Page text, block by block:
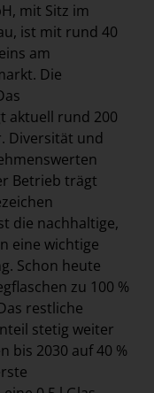
mit Sitz im
ist mit rund 40
am
Die
aktuell rund 200
Diversität und
Betrieb trägt
die nachhaltige,
eine wichtige
Schon heute
zu 100 %
restliche
stetig weiter
bis 2030 auf 40 %